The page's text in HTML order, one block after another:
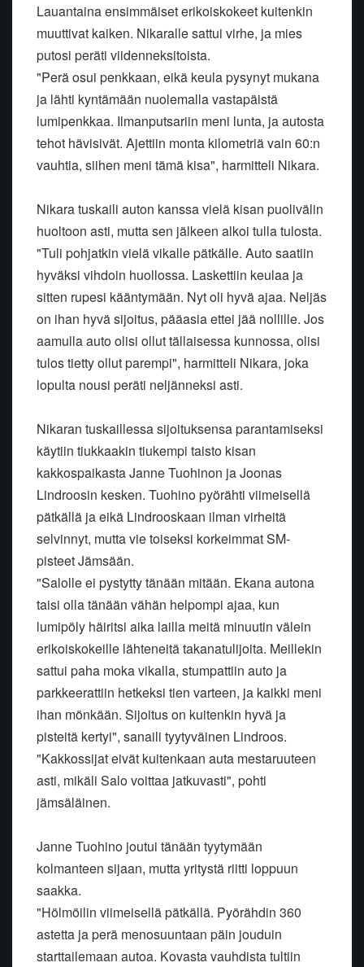
Lauantaina ensimmäiset erikoiskokeet kuitenkin
muuttivat kaiken. Nikaralle sattui virhe, ja mies
putosi peräti viidenneksitoista.
"Perä osui penkkaan, eikä keula pysynyt mukana
ja lähti kyntämään nuolemalla vastapäistä
lumipenkkaa. Ilmanputsariin meni lunta, ja autosta
tehot hävisivät. Ajettiin monta kilometriä vain 60:n
vauhtia, siihen meni tämä kisa", harmitteli Nikara.
Nikara tuskaili auton kanssa vielä kisan puolivälin
huoltoon asti, mutta sen jälkeen alkoi tulla tulosta.
"Tuli pohjatkin vielä vikalle pätkälle. Auto saatiin
hyväksi vihdoin huollossa. Laskettiin keulaa ja
sitten rupesi kääntymään. Nyt oli hyvä ajaa. Neljäs
on ihan hyvä sijoitus, pääasia ettei jää nollille. Jos
aamulla auto olisi ollut tällaisessa kunnossa, olisi
tulos tietty ollut parempi", harmitteli Nikara, joka
lopulta nousi peräti neljänneksi asti.
Nikaran tuskaillessa sijoituksensa parantamiseksi
käytiin tiukkaakin tiukempi taisto kisan
kakkospaikasta Janne Tuohinon ja Joonas
Lindroosin kesken. Tuohino pyörähti viimeisellä
pätkällä ja eikä Lindrooskaan ilman virheitä
selvinnyt, mutta vie toiseksi korkeimmat SM-
pisteet Jämsään.
"Salolle ei pystytty tänään mitään. Ekana autona
taisi olla tänään vähän helpompi ajaa, kun
lumipöly häiritsi aika lailla meitä minuutin välein
erikoiskokeille lähteneitä takanatulijoita. Meillekin
sattui paha moka vikalla, stumpattiin auto ja
parkkeerattiin hetkeksi tien varteen, ja kaikki meni
ihan mönkään. Sijoitus on kuitenkin hyvä ja
pisteitä kertyi", sanaili tyytyväinen Lindroos.
"Kakkossijat eivät kuitenkaan auta mestaruuteen
asti, mikäli Salo voittaa jatkuvasti", pohti
jämsäläinen.
Janne Tuohino joutui tänään tyytymään
kolmanteen sijaan, mutta yritystä riitti loppuun
saakka.
"Hölmöilin viimeisellä pätkällä. Pyörähdin 360
astetta ja perä menosuuntaan päin jouduin
starttailemaan autoa. Kovasta vauhdista tultiin